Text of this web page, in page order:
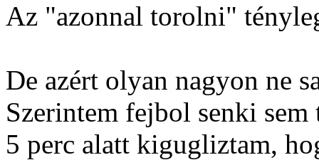
Az "azonnal torolni"
De azért olyan nagyon ne
Szerintem fejbol senki
5 perc alatt kigugliztam,